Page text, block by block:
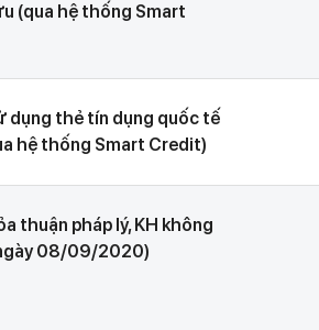
(qua hệ thống Smart
dụng thẻ tín dụng quốc tế
hệ thống Smart Credit)
thuận pháp lý, KH không
08/09/2020)